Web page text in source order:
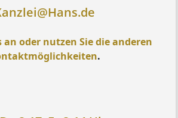
an oder nutzen Sie die anderen
.